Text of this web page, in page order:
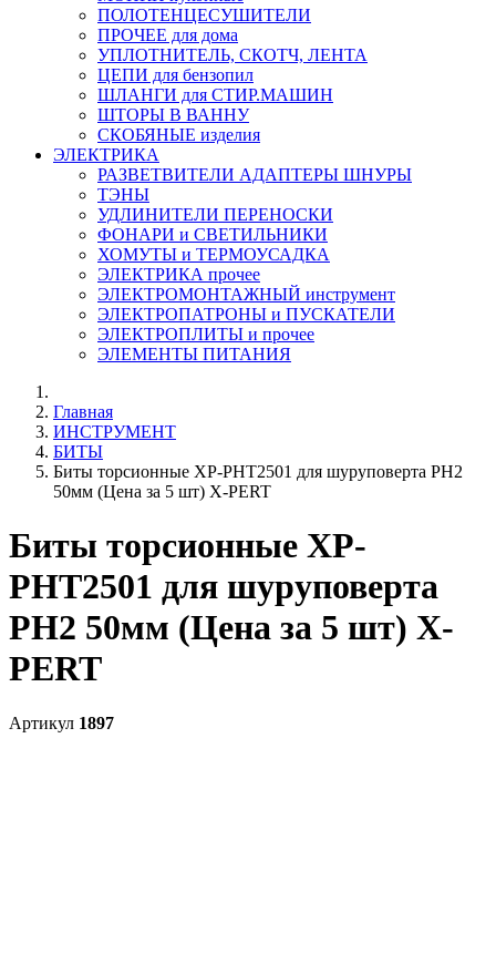
ПОЛОТЕНЦЕСУШИТЕЛИ
ПРОЧЕЕ для дома
УПЛОТНИТЕЛЬ, СКОТЧ, ЛЕНТА
ЦЕПИ для бензопил
ШЛАНГИ для СТИР.МАШИН
ШТОРЫ В ВАННУ
СКОБЯНЫЕ изделия
ЭЛЕКТРИКА
РАЗВЕТВИТЕЛИ АДАПТЕРЫ ШНУРЫ
ТЭНЫ
УДЛИНИТЕЛИ ПЕРЕНОСКИ
ФОНАРИ и СВЕТИЛЬНИКИ
ХОМУТЫ и ТЕРМОУСАДКА
ЭЛЕКТРИКА прочее
ЭЛЕКТРОМОНТАЖНЫЙ инструмент
ЭЛЕКТРОПАТРОНЫ и ПУСКАТЕЛИ
ЭЛЕКТРОПЛИТЫ и прочее
ЭЛЕМЕНТЫ ПИТАНИЯ
Главная
ИНСТРУМЕНТ
БИТЫ
Биты торсионные XP-PHT2501 для шуруповерта PH2
50мм (Цена за 5 шт) X-PERT
Биты торсионные XP-
PHT2501 для шуруповерта
PH2 50мм (Цена за 5 шт) X-
PERT
Артикул 1897